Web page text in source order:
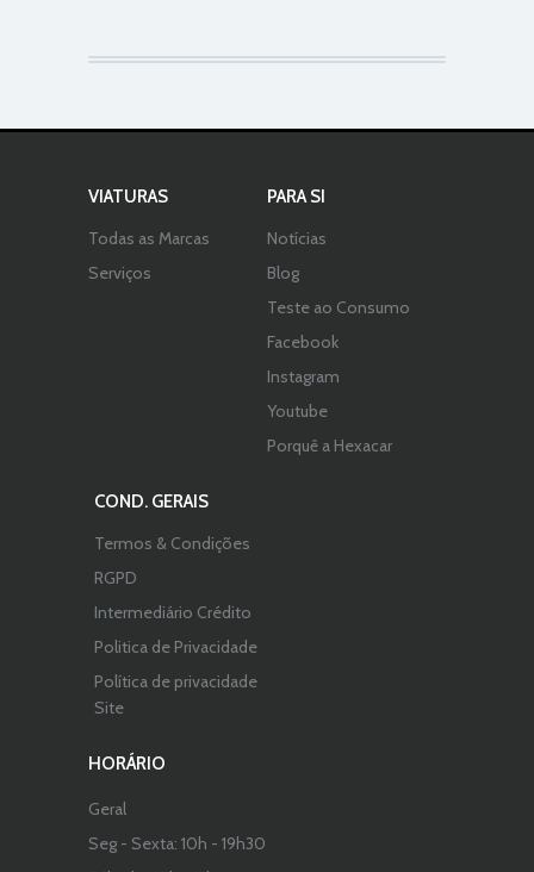
VIATURAS
Todas as Marcas
Serviços
PARA SI
Notícias
Blog
Teste ao Consumo
Facebook
Instagram
Youtube
Porquê a Hexacar
COND. GERAIS
Termos & Condições
RGPD
Intermediário Crédito
Politica de Privacidade
Política de privacidade
Site
HORÁRIO
Geral
Seg - Sexta: 10h - 19h30